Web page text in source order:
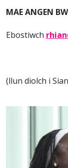
MAE ANGEN
Ebostiwch
(llun diolch i